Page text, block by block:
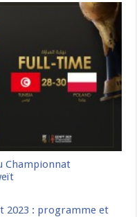
Championnat
2023 : programme et